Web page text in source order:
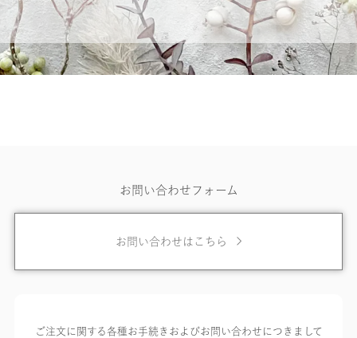
お問い合わせフォーム
お問い合わせはこちら
ご注文に関する各種お手続きおよびお問い合わせにつきまして